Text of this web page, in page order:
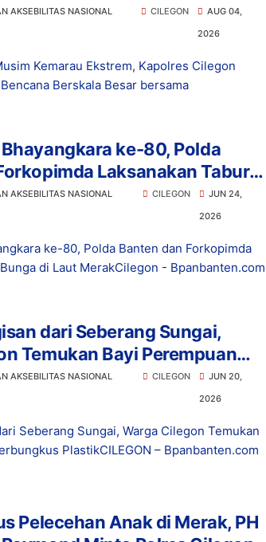
bersama Forkopimda
AKSEBILITAS NASIONAL
CILEGON
AUG 04,
2026
Kemarau Ekstrem, Kapolres Cilegon
Berskala Besar bersama
ke-80, Polda
Laksanakan Tabur
Merak
AKSEBILITAS NASIONAL
CILEGON
JUN 24,
2026
ke-80, Polda Banten dan Forkopimda
di Laut MerakCilegon - Bpanbanten.com
dari Seberang Sungai,
Temukan Bayi Perempuan
AKSEBILITAS NASIONAL
CILEGON
JUN 20,
2026
Seberang Sungai, Warga Cilegon Temukan
PlastikCILEGON – Bpanbanten.com
Pelecehan Anak di Merak, PH